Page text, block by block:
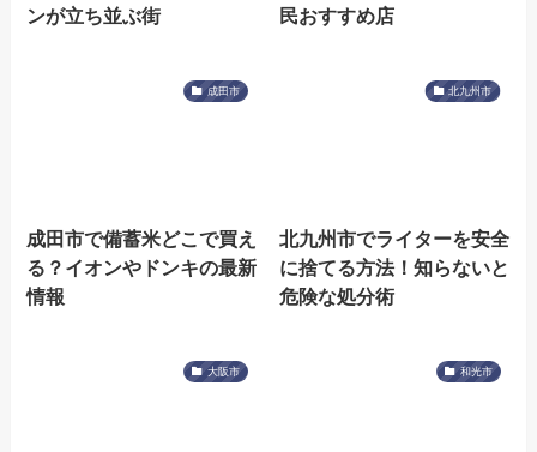
ンが立ち並ぶ街
民おすすめ店
成田市
成田市で備蓄米どこで買え
る？イオンやドンキの最新
情報
北九州市
北九州市でライターを安全
に捨てる方法！知らないと
危険な処分術
大阪市 和光市